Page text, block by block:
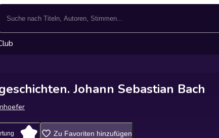
Johann Sebastian Bach
Zu Favoriten hinzufügen